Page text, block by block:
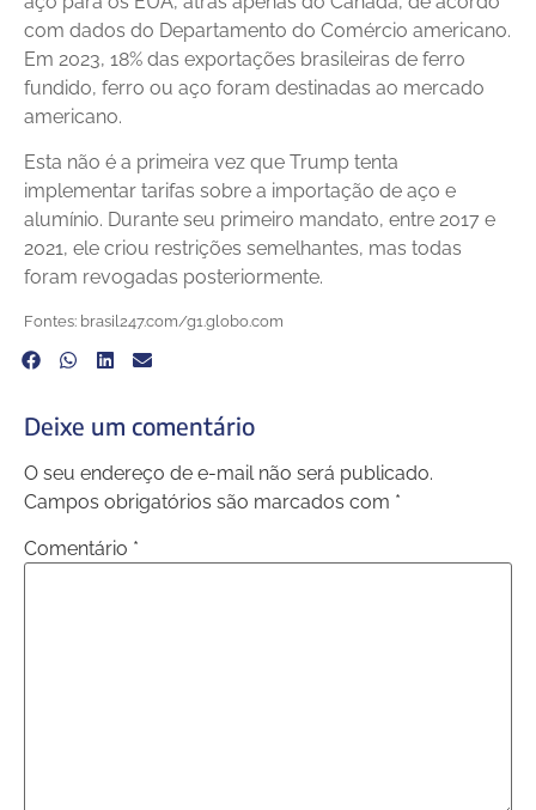
com dados do Departamento do Comércio americano.
Em 2023, 18% das exportações brasileiras de ferro
fundido, ferro ou aço foram destinadas ao mercado
americano.
Esta não é a primeira vez que Trump tenta
implementar tarifas sobre a importação de aço e
alumínio. Durante seu primeiro mandato, entre 2017 e
2021, ele criou restrições semelhantes, mas todas
foram revogadas posteriormente.
Fontes: brasil247.com/g1.globo.com
Deixe um comentário
O seu endereço de e-mail não será publicado.
Campos obrigatórios são marcados com *
Comentário *